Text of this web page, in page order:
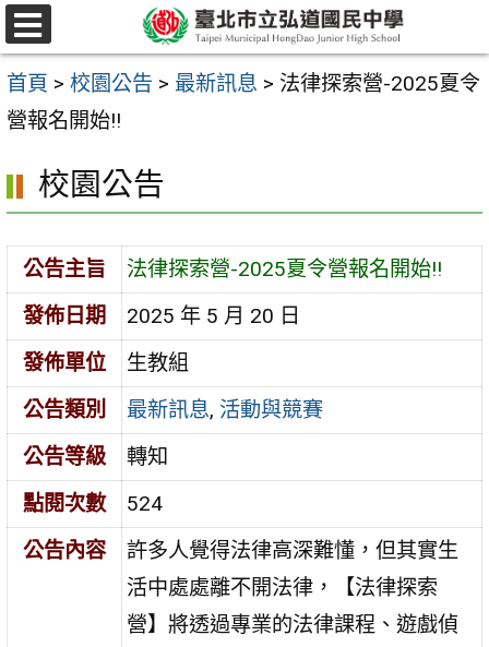
跳
至
主
要
容
區
選
單
首頁 > 校園公告 > 最新訊息 > 法律探索營-2025夏令
營報名開始!!
校園公告
公告主旨
法律探索營-2025夏令營報名開始!!
發佈日期
2025 年 5 月 20 日
發佈單位
生教組
公告類別
最新訊息, 活動與競賽
公告等級
轉知
點閱次數
524
公告內容
許多人覺得法律高深難懂，但其實生
活中處處離不開法律，【法律探索
營】將透過專業的法律課程、遊戲偵